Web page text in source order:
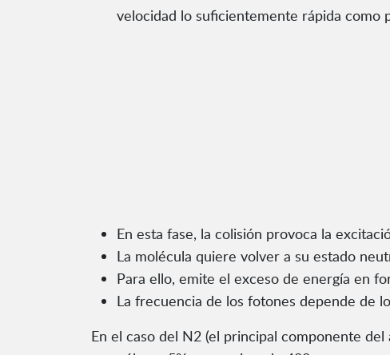
velocidad lo suficientemente rápida como
En esta fase, la colisión provoca la
La molécula quiere volver a su estado
Para ello, emite el exceso de energía en
La frecuencia de los fotones depende de
En el caso del N2 (el principal componente